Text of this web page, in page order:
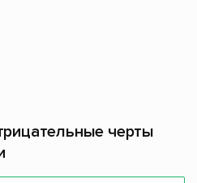
черты